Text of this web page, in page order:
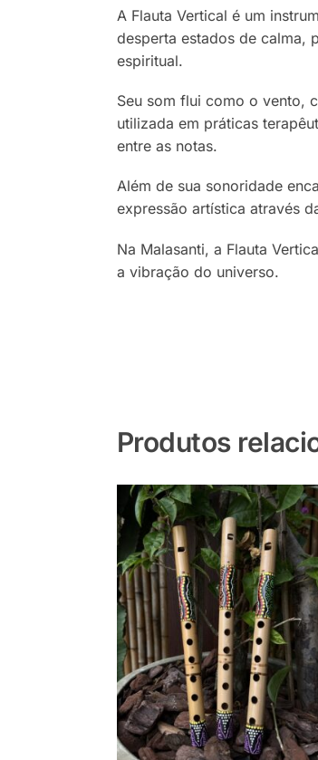
A Flauta Vertical é um
desperta estados de calma,
espiritual.
Seu som flui como o vento,
utilizada em práticas
entre as notas.
Além de sua sonoridade
expressão artística através
Na Malasanti, a Flauta
a vibração do universo.
Produtos